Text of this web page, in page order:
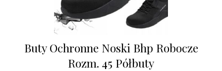
Buty Ochronne Noski Bhp Robocze
Rozm. 45 Półbuty